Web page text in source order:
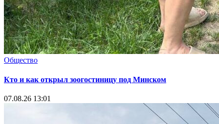
Общество
Кто и как открыл зоогостиницу под Минском
07.08.26 13:01